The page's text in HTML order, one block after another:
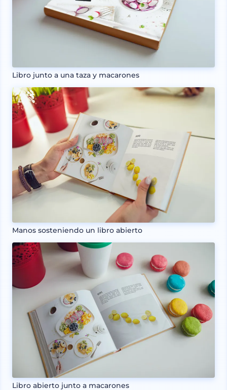
Libro junto a una taza y macarones
Manos sosteniendo un libro abierto
Libro abierto junto a macarones